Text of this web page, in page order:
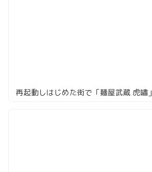
再起動しはじめた街で「麺屋武蔵 虎嘯」